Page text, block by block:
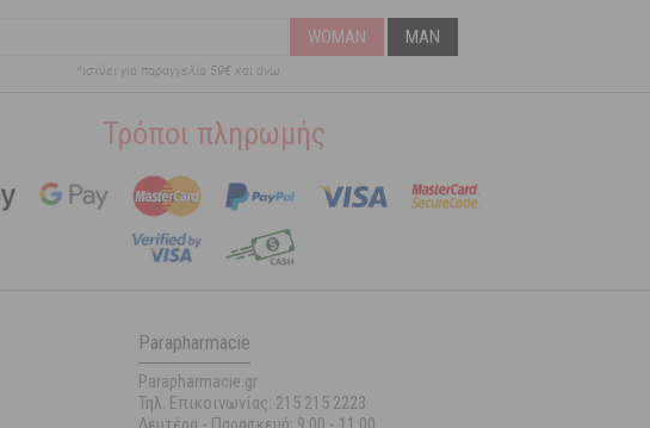
WOMAN MAN
*ισχύει για παραγγελία 59€ και άνω
Τρόποι πληρωμής
Parapharmacie
Parapharmacie.gr
Τηλ. Επικοινωνίας: 215 215 2223